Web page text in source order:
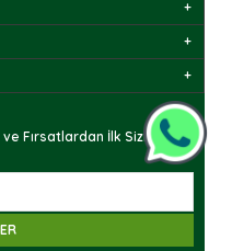
Fırsatlardan İlk Sizin